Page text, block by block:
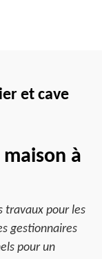
et cave
à
travaux pour les
gestionnaires
pour un